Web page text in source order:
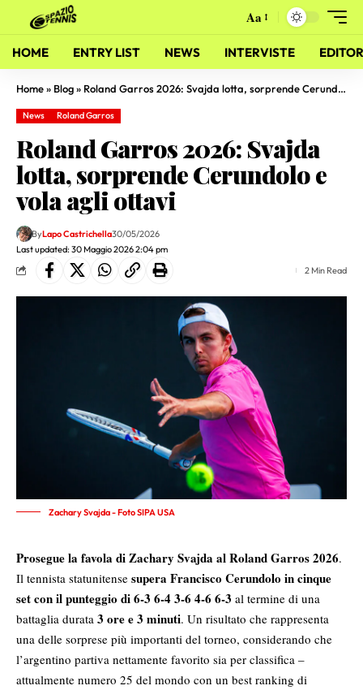
Aa
HOME ENTRY LIST NEWS INTERVISTE
Home» Blog» Roland Garros 2026: Svajda lotta, sorprende Cerundolo e vola agli ottavi
News Roland Garros
Roland Garros 2026: Svajda
lotta, sorprende Cerundolo e
vola agli ottavi
Last updated: 30 Maggio 2026 2:04 pm
ByLapo Castrichella30/05/2026
2 Min Read
Zachary Svajda - Foto SIPA USA
Prosegue la favola di Zachary Svajda al Roland Garros 2026.
Il tennista statunitense supera Francisco Cerundolo in cinque
set con il punteggio di 6-3 6-4 3-6 4-6 6-3 al termine di una
battaglia durata 3 ore e 3 minuti. Un risultato che rappresenta
una delle sorprese più importanti del torneo, considerando che
l’argentino partiva nettamente favorito sia per classifica –
attualmente numero 25 del mondo con un best ranking di